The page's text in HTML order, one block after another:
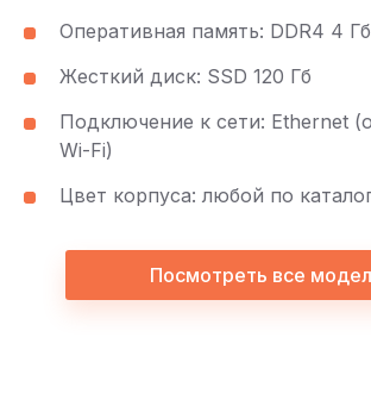
Оперативная память: DDR4 4
Жесткий диск: SSD 120 Гб
Подключение к сети: Ethernet
Wi-Fi)
Цвет корпуса: любой по
Посмотреть все